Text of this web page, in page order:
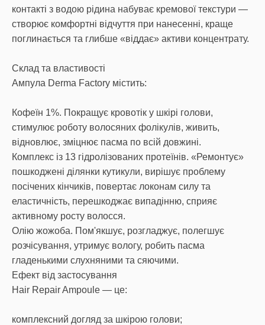
контакті з водою рідина набуває кремової текстури —
створює комфортні відчуття при нанесенні, краще
поглинається та глибше «віддає» активи концентрату.
Склад та властивості
Ампула Derma Factory містить:
Кофеїн 1%. Покращує кровотік у шкірі голови,
стимулює роботу волосяних фолікулів, живить,
відновлює, зміцнює пасма по всій довжині.
Комплекс із 13 гідролізованих протеїнів. «Ремонтує»
пошкоджені ділянки кутикули, вирішує проблему
посічених кінчиків, повертає локонам силу та
еластичність, перешкоджає випадінню, сприяє
активному росту волосся.
Олію жожоба. Пом'якшує, розгладжує, полегшує
розчісування, утримує вологу, робить пасма
гладенькими слухняними та сяючими.
Ефект від застосування
Hair Repair Ampoule — це:
комплексний догляд за шкірою голови;